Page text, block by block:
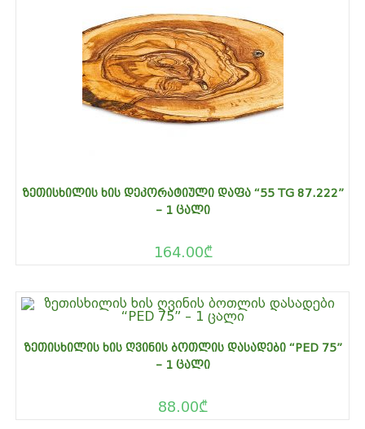
ᲖᲔᲗᲘᲡᲮᲘᲚᲘᲡ ᲮᲘᲡ ᲓᲔᲙᲝᲠᲐᲢᲘᲣᲚᲘ ᲓᲐᲤᲐ “55 TG 87.222”
– 1 ᲪᲐᲚᲘ
164.00₾
ᲖᲔᲗᲘᲡᲮᲘᲚᲘᲡ ᲮᲘᲡ ᲦᲕᲘᲜᲘᲡ ᲑᲝᲗᲚᲘᲡ ᲓᲐᲡᲐᲓᲔᲑᲘ “PED 75”
– 1 ᲪᲐᲚᲘ
88.00₾